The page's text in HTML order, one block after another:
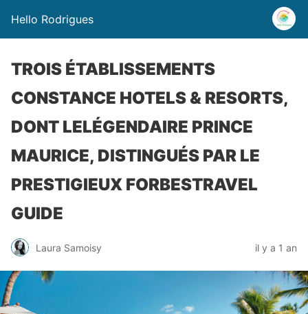
Hello Rodrigues
TROIS ÉTABLISSEMENTS
CONSTANCE HOTELS & RESORTS,
DONT LELÉGENDAIRE PRINCE
MAURICE, DISTINGUÉS PAR LE
PRESTIGIEUX FORBESTRAVEL
GUIDE
Laura Samoisy il y a 1 an